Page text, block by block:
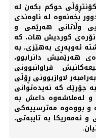
حوكم بكەن لە
بخەنەوە لە ناوەندی
وڵاتانی هەرێمی و
نۆرەی كوردیش هات، كە
گەیشتە ئەوپەڕی بەهێزی، بە
هەرێمیش دانرابوو،
فراوانبوونی
لاوازبوونی ڕۆڵی
بە جۆرێك كە نەیدەتوانی
و لەملاشەوە داعش بە
و بووەوە مەترسییەكی
ئەمەریكا بە تایبەتی،